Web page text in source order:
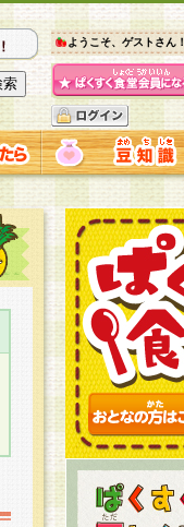
ようこそ、ゲストさん！